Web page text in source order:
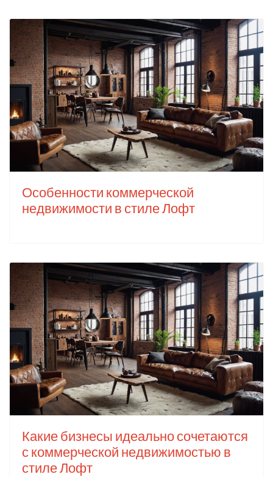
Особенности коммерческой
недвижимости в стиле Лофт
Какие бизнесы идеально сочетаются
с коммерческой недвижимостью в
стиле Лофт